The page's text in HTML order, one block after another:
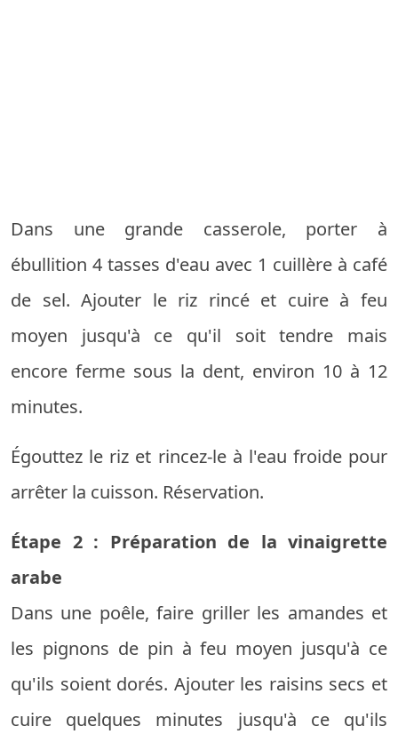
Dans une grande casserole, porter à
ébullition 4 tasses d'eau avec 1 cuillère à café
de sel. Ajouter le riz rincé et cuire à feu
moyen jusqu'à ce qu'il soit tendre mais
encore ferme sous la dent, environ 10 à 12
minutes.
Égouttez le riz et rincez-le à l'eau froide pour
arrêter la cuisson. Réservation.
Étape 2 : Préparation de la vinaigrette
arabe
Dans une poêle, faire griller les amandes et
les pignons de pin à feu moyen jusqu'à ce
qu'ils soient dorés. Ajouter les raisins secs et
cuire quelques minutes jusqu'à ce qu'ils